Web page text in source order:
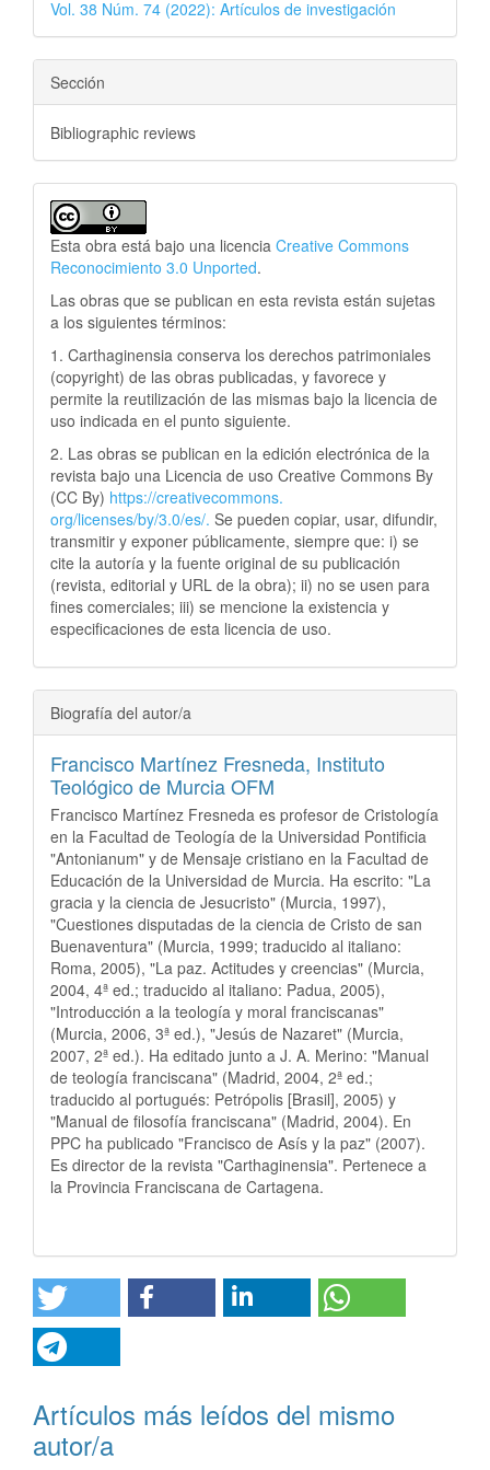
Vol. 38 Núm. 74 (2022): Artículos de investigación
Sección
Bibliographic reviews
Esta obra está bajo una licencia Creative Commons
Reconocimiento 3.0 Unported.
Las obras que se publican en esta revista están sujetas
a los siguientes términos:
1. Carthaginensia conserva los derechos patrimoniales
(copyright) de las obras publicadas, y favorece y
permite la reutilización de las mismas bajo la licencia de
uso indicada en el punto siguiente.
2. Las obras se publican en la edición electrónica de la
revista bajo una Licencia de uso Creative Commons By
(CC By) https://creativecommons.
org/licenses/by/3.0/es/. Se pueden copiar, usar, difundir,
transmitir y exponer públicamente, siempre que: i) se
cite la autoría y la fuente original de su publicación
(revista, editorial y URL de la obra); ii) no se usen para
fines comerciales; iii) se mencione la existencia y
especificaciones de esta licencia de uso.
Biografía del autor/a
Francisco Martínez Fresneda, Instituto
Teológico de Murcia OFM
Francisco Martínez Fresneda es profesor de Cristología
en la Facultad de Teología de la Universidad Pontificia
"Antonianum" y de Mensaje cristiano en la Facultad de
Educación de la Universidad de Murcia. Ha escrito: "La
gracia y la ciencia de Jesucristo" (Murcia, 1997),
"Cuestiones disputadas de la ciencia de Cristo de san
Buenaventura" (Murcia, 1999; traducido al italiano:
Roma, 2005), "La paz. Actitudes y creencias" (Murcia,
2004, 4ª ed.; traducido al italiano: Padua, 2005),
"Introducción a la teología y moral franciscanas"
(Murcia, 2006, 3ª ed.), "Jesús de Nazaret" (Murcia,
2007, 2ª ed.). Ha editado junto a J. A. Merino: "Manual
de teología franciscana" (Madrid, 2004, 2ª ed.;
traducido al portugués: Petrópolis [Brasil], 2005) y
"Manual de filosofía franciscana" (Madrid, 2004). En
PPC ha publicado "Francisco de Asís y la paz" (2007).
Es director de la revista "Carthaginensia". Pertenece a
la Provincia Franciscana de Cartagena.
Artículos más leídos del mismo
autor/a